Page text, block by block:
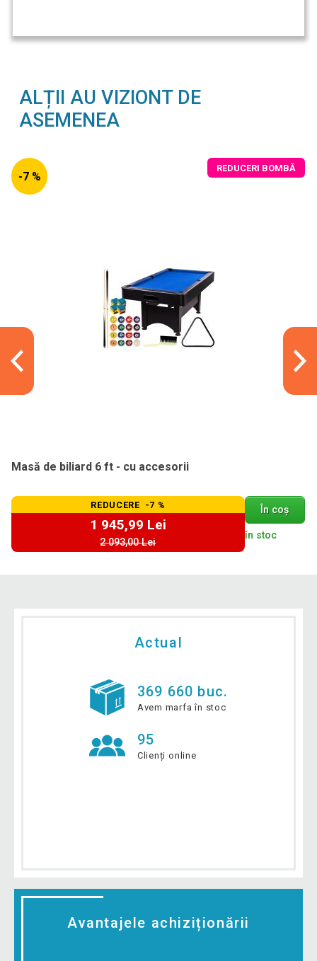
ALȚII AU VIZIONT DE
ASEMENEA
-7 %
REDUCERI BOMBĂ
Masă de biliard 6 ft - cu accesorii
REDUCERE -7 %
1 945,99 Lei
2 093,00 Lei
În coș
în stoc
Actual
369 660 buc.
Avem marfa în stoc
95
Clienți online
Avantajele achiziționării